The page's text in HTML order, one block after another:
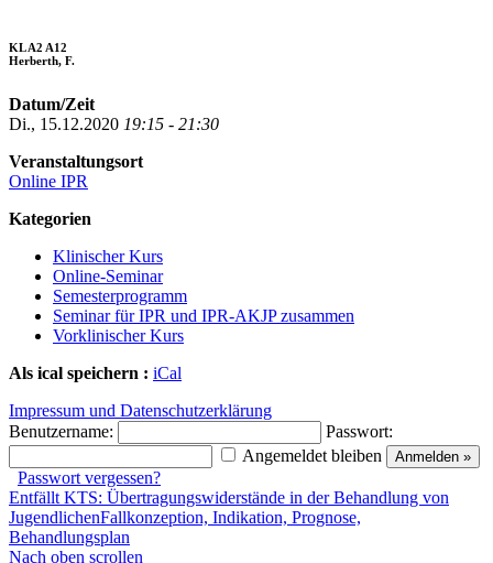
KL A2 A12
Herberth, F.
Datum/Zeit
Di., 15.12.2020 19:15 - 21:30
Veranstaltungsort
Online IPR
Kategorien
Klinischer Kurs
Online-Seminar
Semesterprogramm
Seminar für IPR und IPR-AKJP zusammen
Vorklinischer Kurs
Als ical speichern : iCal
Impressum und Datenschutzerklärung
Benutzername:
Passwort:
Angemeldet bleiben
Passwort vergessen?
Entfällt KTS: Übertragungswiderstände in der Behandlung von
JugendlichenFallkonzeption, Indikation, Prognose,
Behandlungsplan
Nach oben scrollen